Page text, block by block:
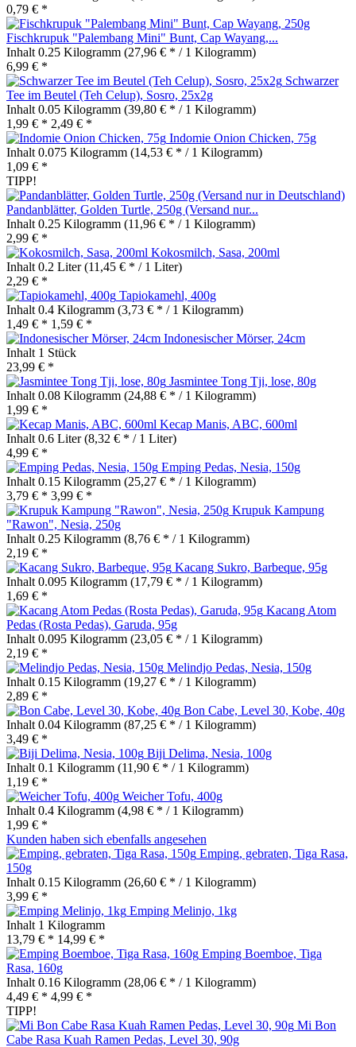
0,79 € *
Fischkrupuk "Palembang Mini" Bunt, Cap Wayang,...
Inhalt 0.25 Kilogramm (27,96 € * / 1 Kilogramm)
6,99 € *
Schwarzer
Tee im Beutel (Teh Celup), Sosro, 25x2g
Inhalt 0.05 Kilogramm (39,80 € * / 1 Kilogramm)
1,99 € * 2,49 € *
Indomie Onion Chicken, 75g
Inhalt 0.075 Kilogramm (14,53 € * / 1 Kilogramm)
1,09 € *
TIPP!
Pandanblätter, Golden Turtle, 250g (Versand nur...
Inhalt 0.25 Kilogramm (11,96 € * / 1 Kilogramm)
2,99 € *
Kokosmilch, Sasa, 200ml
Inhalt 0.2 Liter(11,45 € * / 1 Liter)
2,29 € *
Tapiokamehl, 400g
Inhalt 0.4 Kilogramm (3,73 € * / 1 Kilogramm)
1,49 € * 1,59 € *
Indonesischer Mörser, 24cm
Inhalt 1 Stück
23,99 € *
Jasmintee Tong Tji, lose, 80g
Inhalt 0.08 Kilogramm (24,88 € * / 1 Kilogramm)
1,99 € *
Kecap Manis, ABC, 600ml
Inhalt 0.6 Liter(8,32 € * / 1 Liter)
4,99 € *
Emping Pedas, Nesia, 150g
Inhalt 0.15 Kilogramm (25,27 € * / 1 Kilogramm)
3,79 € * 3,99 € *
Krupuk Kampung
"Rawon", Nesia, 250g
Inhalt 0.25 Kilogramm (8,76 € * / 1 Kilogramm)
2,19 € *
Kacang Sukro, Barbeque, 95g
Inhalt 0.095 Kilogramm (17,79 € * / 1 Kilogramm)
1,69 € *
Kacang Atom
Pedas (Rosta Pedas), Garuda, 95g
Inhalt 0.095 Kilogramm (23,05 € * / 1 Kilogramm)
2,19 € *
Melindjo Pedas, Nesia, 150g
Inhalt 0.15 Kilogramm (19,27 € * / 1 Kilogramm)
2,89 € *
Bon Cabe, Level 30, Kobe, 40g
Inhalt 0.04 Kilogramm (87,25 € * / 1 Kilogramm)
3,49 € *
Biji Delima, Nesia, 100g
Inhalt 0.1 Kilogramm (11,90 € * / 1 Kilogramm)
1,19 € *
Weicher Tofu, 400g
Inhalt 0.4 Kilogramm (4,98 € * / 1 Kilogramm)
1,99 € *
Kunden haben sich ebenfalls angesehen
Emping, gebraten, Tiga Rasa,
150g
Inhalt 0.15 Kilogramm (26,60 € * / 1 Kilogramm)
3,99 € *
Emping Melinjo, 1kg
Inhalt 1 Kilogramm
13,79 € * 14,99 € *
Emping Boemboe, Tiga
Rasa, 160g
Inhalt 0.16 Kilogramm (28,06 € * / 1 Kilogramm)
4,49 € * 4,99 € *
TIPP!
Mi Bon
Cabe Rasa Kuah Ramen Pedas, Level 30, 90g